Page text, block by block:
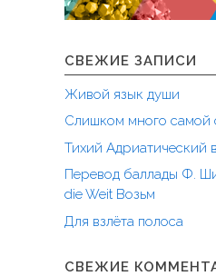
СВЕЖИЕ ЗАПИСИ
Живой язык души
Слишком много самой
Тихий Адриатический
Перевод баллады Ф.
die Weit Возьм
Для взлёта полоса
СВЕЖИЕ